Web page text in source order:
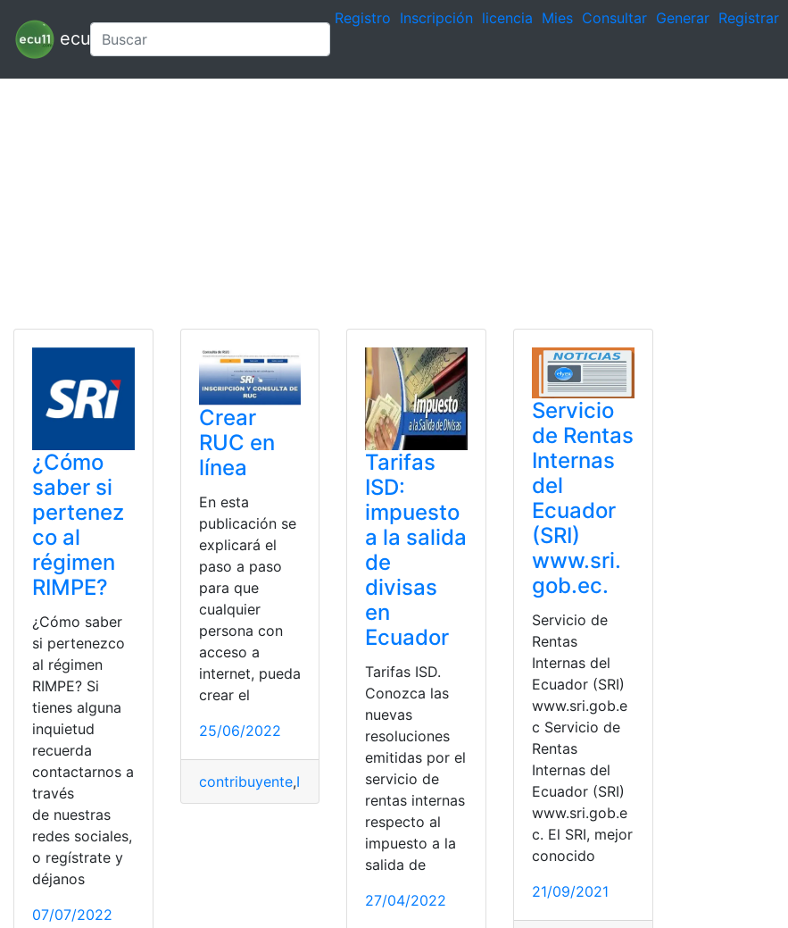
ecu11
Registro Inscripción licencia Mies Consultar Generar Registrar
¿Cómo
saber si
pertenez
co al
régimen
RIMPE?
¿Cómo saber
si pertenezco
al régimen
RIMPE? Si
tienes alguna
inquietud
recuerda
contactarnos a
través
de nuestras
redes sociales,
o regístrate y
déjanos
07/07/2022
Crear
RUC en
línea
En esta
publicación se
explicará el
paso a paso
para que
cualquier
persona con
acceso a
internet, pueda
crear el
25/06/2022
contribuyente,Información,Inscripción servicio de rentas internas
Tarifas
ISD:
impuesto
a la salida
de
divisas
en
Ecuador
Tarifas ISD.
Conozca las
nuevas
resoluciones
emitidas por el
servicio de
rentas internas
respecto al
impuesto a la
salida de
27/04/2022
Servicio
de Rentas
Internas
del
Ecuador
(SRI)
www.sri.
gob.ec.
Servicio de
Rentas
Internas del
Ecuador (SRI)
www.sri.gob.e
c Servicio de
Rentas
Internas del
Ecuador (SRI)
www.sri.gob.e
c. El SRI, mejor
conocido
21/09/2021